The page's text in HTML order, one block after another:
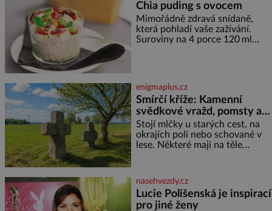
Chia puding s ovocem
Mimořádně zdravá snídaně,
která pohladí vaše zažívání.
Suroviny na 4 porce 120 ml
nasypeme chia semí
enigmaplus.cz
Smírčí kříže: Kamenní
svědkové vražd, pomsty a
dávných vin
Stojí mlčky u starých cest, na
okrajích polí nebo schované v
lese. Některé mají na těle
kříž. Na první pohled vypadají
jako zapomenuté nábo
nasehvezdy.cz
Lucie Polišenská je inspirací
pro jiné ženy